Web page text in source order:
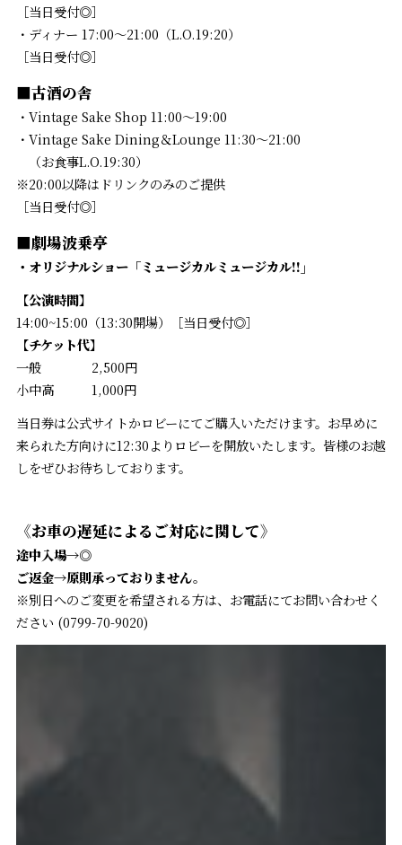
［当日受付◎］
・ディナー 17:00〜21:00（L.O.19:20）
［当日受付◎］
■古酒の舎
・Vintage Sake Shop 11:00〜19:00
・Vintage Sake Dining＆Lounge 11:30～21:00
（お食事L.O.19:30）
※20:00以降はドリンクのみのご提供
［当日受付◎］
■劇場波乗亭
・オリジナルショー「ミュージカルミュージカル!!」
【公演時間】
14:00~15:00（13:30開場）［当日受付◎］
【チケット代】
一般 2,500円
小中高 1,000円
当日券は公式サイトかロビーにてご購入いただけます。お早めに
来られた方向けに12:30よりロビーを開放いたします。皆様のお越
しをぜひお待ちしております。
《お車の遅延によるご対応に関して》
途中入場→◎
ご返金→原則承っておりません。
※別日へのご変更を希望される方は、お電話にてお問い合わせく
ださい (0799-70-9020)